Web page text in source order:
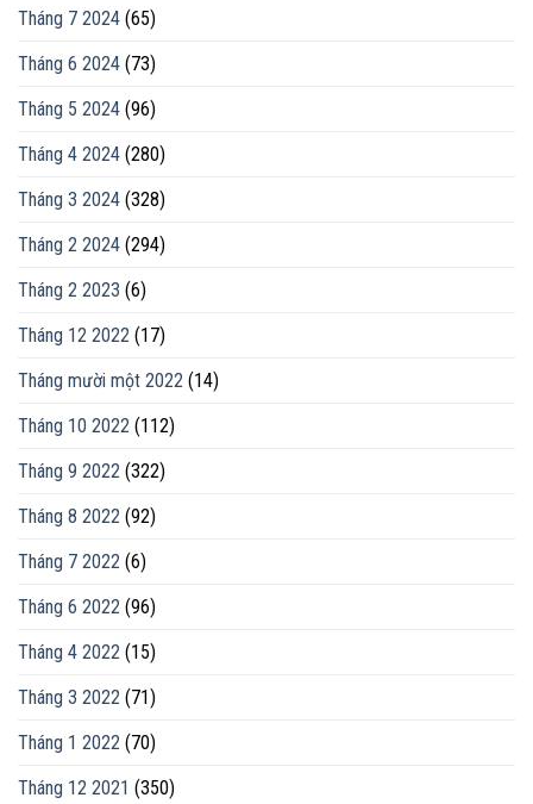
Tháng 7 2024 (65)
Tháng 6 2024 (73)
Tháng 5 2024 (96)
Tháng 4 2024 (280)
Tháng 3 2024 (328)
Tháng 2 2024 (294)
Tháng 2 2023 (6)
Tháng 12 2022 (17)
Tháng mười một 2022 (14)
Tháng 10 2022 (112)
Tháng 9 2022 (322)
Tháng 8 2022 (92)
Tháng 7 2022 (6)
Tháng 6 2022 (96)
Tháng 4 2022 (15)
Tháng 3 2022 (71)
Tháng 1 2022 (70)
Tháng 12 2021 (350)